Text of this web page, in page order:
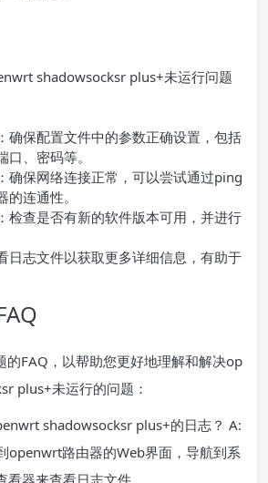
shadowsocksr plus+未运行问题
确保配置文件中的参数正确设置，包括
、密码等。
确保网络连接正常，可以尝试通过ping
连通性。
检查是否有新的软件版本可用，并进行
日志文件以获取更多详细信息，有助于
的FAQ，以帮助您更好地理解和解决op
plus+未运行的问题：
shadowsocksr plus+的日志？ A:
openwrt路由器的Web界面，导航到系
器来查看日志文件。